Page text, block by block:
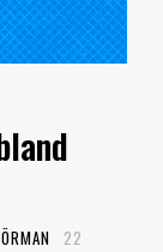
22